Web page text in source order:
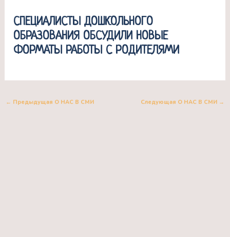
СПЕЦИАЛИСТЫ ДОШКОЛЬНОГО
ОБРАЗОВАНИЯ ОБСУДИЛИ НОВЫЕ
ФОРМАТЫ РАБОТЫ С РОДИТЕЛЯМИ
← Предыдущая О НАС В СМИ Следующая О НАС В СМИ →